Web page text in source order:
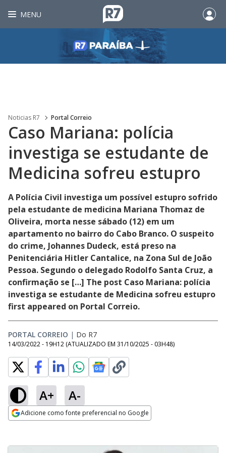
MENU
Noticias R7 Portal Correio
Caso Mariana: polícia
investiga se estudante de
Medicina sofreu estupro
A Polícia Civil investiga um possível estupro sofrido
pela estudante de medicina Mariana Thomaz de
Oliveira, morta nesse sábado (12) em um
apartamento no bairro do Cabo Branco. O suspeito
do crime, Johannes Dudeck, está preso na
Penitenciária Hitler Cantalice, na Zona Sul de João
Pessoa. Segundo o delegado Rodolfo Santa Cruz, a
confirmação se […] The post Caso Mariana: polícia
investiga se estudante de Medicina sofreu estupro
first appeared on Portal Correio.
PORTAL CORREIO | Do R7
14/03/2022 - 19H12 (ATUALIZADO EM 31/10/2025 - 03H48)
A+ A-
Adicione como fonte preferencial no Google